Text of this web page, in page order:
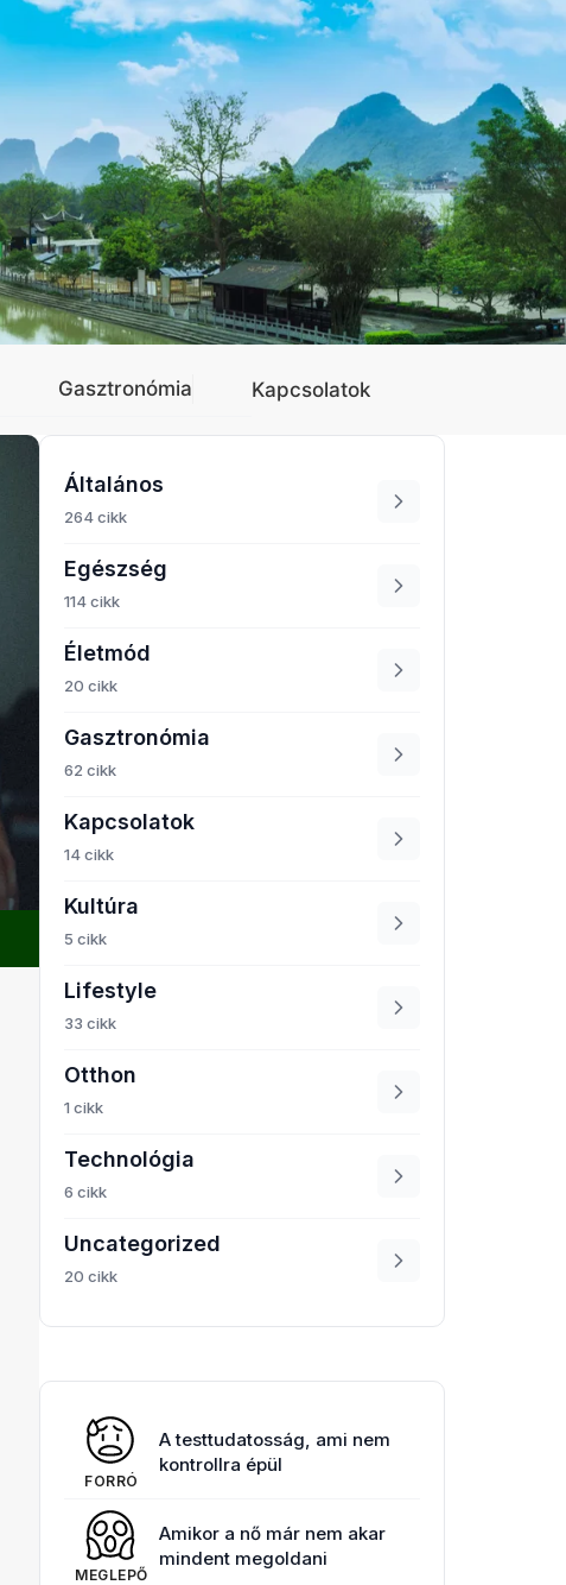
Gasztronómia Kapcsolatok
Általános
264 cikk
Egészség
114 cikk
Életmód
20 cikk
Gasztronómia
62 cikk
Kapcsolatok
14 cikk
Kultúra
5 cikk
Lifestyle
33 cikk
Otthon
1 cikk
Technológia
6 cikk
Uncategorized
20 cikk
FORRÓ
A testtudatosság, ami nem
kontrollra épül
MEGLEPŐ
Amikor a nő már nem akar
mindent megoldani